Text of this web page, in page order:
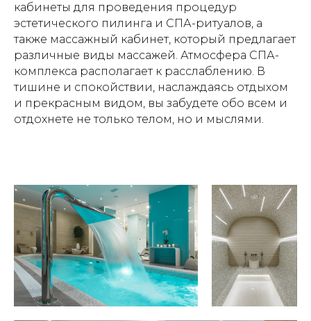
кабинеты для проведения процедур
эстетического пилинга и СПА-ритуалов, а
также массажный кабинет, который предлагает
различные виды массажей. Атмосфера СПА-
комплекса располагает к расслаблению. В
тишине и спокойствии, наслаждаясь отдыхом
и прекрасным видом, вы забудете обо всем и
отдохнете не только телом, но и мыслями.